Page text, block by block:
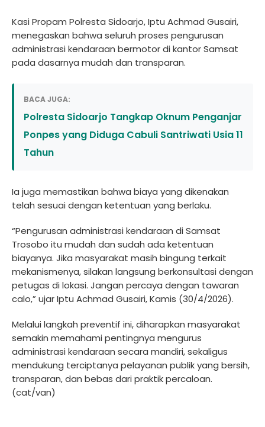
Kasi Propam Polresta Sidoarjo, Iptu Achmad Gusairi,
menegaskan bahwa seluruh proses pengurusan
administrasi kendaraan bermotor di kantor Samsat
pada dasarnya mudah dan transparan.
BACA JUGA:
Polresta Sidoarjo Tangkap Oknum Penganjar
Ponpes yang Diduga Cabuli Santriwati Usia 11
Tahun
Ia juga memastikan bahwa biaya yang dikenakan
telah sesuai dengan ketentuan yang berlaku.
“Pengurusan administrasi kendaraan di Samsat
Trosobo itu mudah dan sudah ada ketentuan
biayanya. Jika masyarakat masih bingung terkait
mekanismenya, silakan langsung berkonsultasi dengan
petugas di lokasi. Jangan percaya dengan tawaran
calo,” ujar Iptu Achmad Gusairi, Kamis (30/4/2026).
Melalui langkah preventif ini, diharapkan masyarakat
semakin memahami pentingnya mengurus
administrasi kendaraan secara mandiri, sekaligus
mendukung terciptanya pelayanan publik yang bersih,
transparan, dan bebas dari praktik percaloan.
(cat/van)